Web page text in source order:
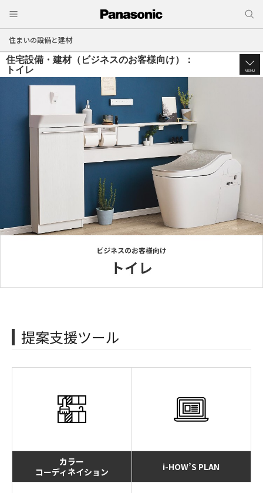
住まいの設備と建材
住宅設備・建材（ビジネスのお客様向け）：
トイレ
MENU
提案支援ツール
カラー
コーディネイション
i-HOW’S PLAN